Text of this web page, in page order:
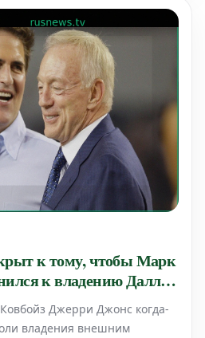
к тому, чтобы Марк
к владению Даллас
команда продаст
Джерри Джонс когда-
владения внешним